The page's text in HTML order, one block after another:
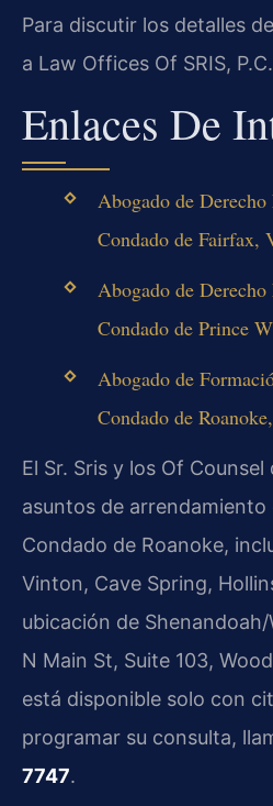
Para discutir los detalles
a Law Offices Of SRIS,
Enlaces De
Abogado de
Condado de Fairfax,
Abogado de
Condado de Prince
Abogado de
Condado de
El Sr. Sris y los Of
asuntos de
Condado de Roanoke,
Vinton, Cave Spring,
ubicación de
N Main St, Suite 103,
está disponible solo con
programar su consulta,
7747.